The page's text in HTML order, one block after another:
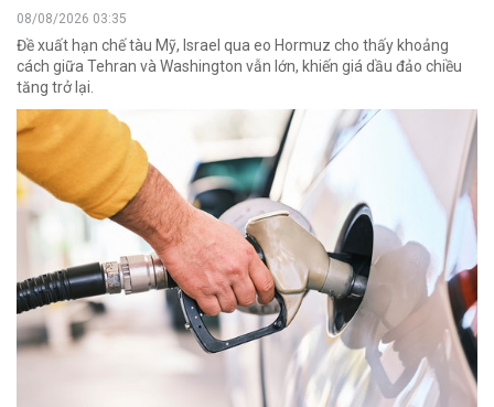
08/08/2026 03:35
Đề xuất hạn chế tàu Mỹ, Israel qua eo Hormuz cho thấy khoảng
cách giữa Tehran và Washington vẫn lớn, khiến giá dầu đảo chiều
tăng trở lại.